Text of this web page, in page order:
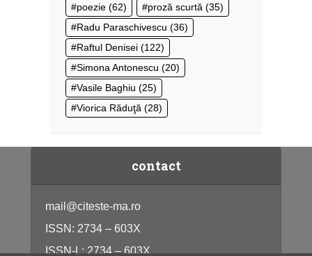
poezie (62) proză scurtă (35)
Radu Paraschivescu (36)
Raftul Denisei (122)
Simona Antonescu (20)
Vasile Baghiu (25)
Viorica Răduţă (28)
contact
mail@citeste-ma.ro
ISSN: 2734 – 603X
ISSN-L: 2734 – 603X